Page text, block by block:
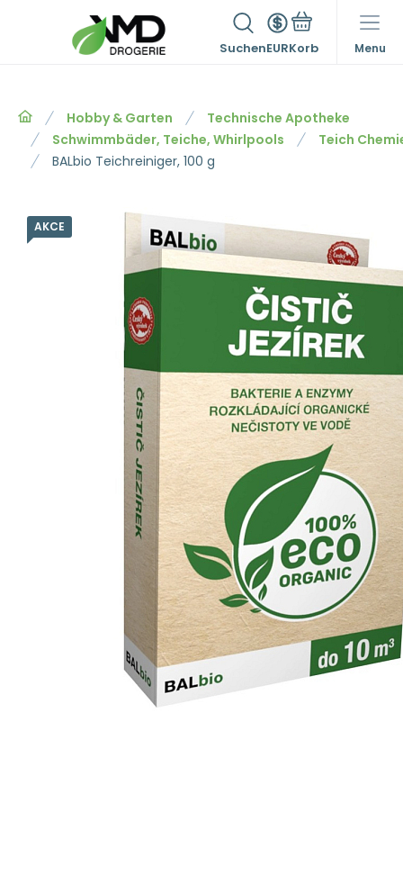
SuchenEUR Menu
Hobby & Garten
Technische Apotheke
Schwimmbäder, Teiche, Whirlpools
Teich
BALbio Teichreiniger, 100 g
AKCE